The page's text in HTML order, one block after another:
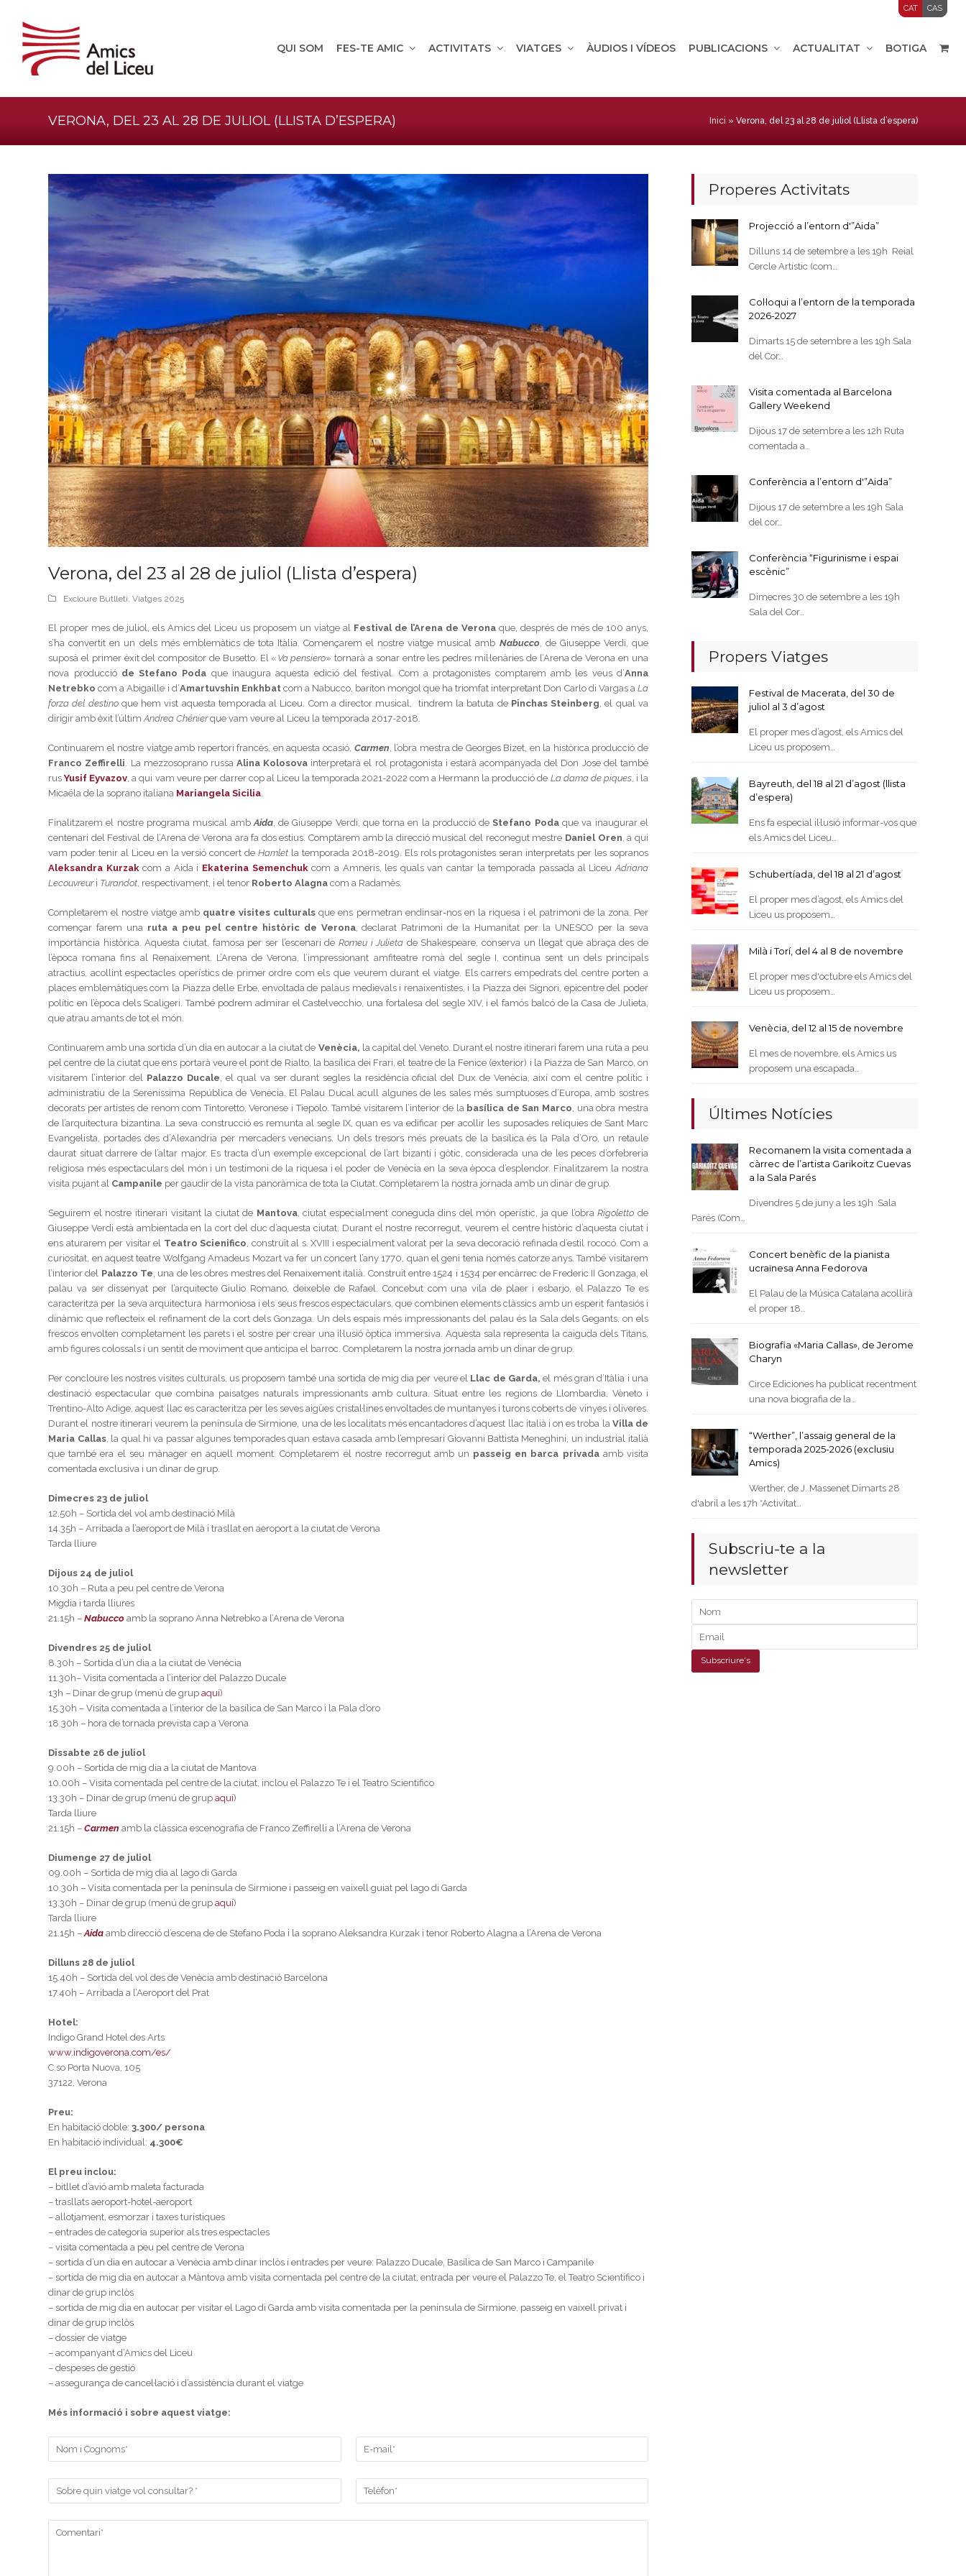
CAT CAS
QUI SOM FES-TE AMIC ACTIVITATS VIATGES ÀUDIOS I VÍDEOS PUBLICACIONS ACTUALITAT BOTIGA
VERONA, DEL 23 AL 28 DE JULIOL (LLISTA D’ESPERA) Inici » Verona, del 23 al 28 de juliol (Llista d’espera)
Verona, del 23 al 28 de juliol (Llista d’espera)
Excloure Butlleti,Viatges 2025
El proper mes de juliol, els Amics del Liceu us proposem un viatge al Festival de l’Arena de Veronaque, després de més de 100 anys,
s’ha convertit en un dels més emblemàtics de tota Itàlia. Començarem el nostre viatge musical amb Nabucco, de Giuseppe Verdi, que
suposà el primer èxit del compositor de Busetto. El « Va pensiero» tornarà a sonar entre les pedres mil·lenàries de l’Arena de Verona en una
nova producció de Stefano Poda que inaugura aquesta edició del festival. Com a protagonistes comptarem amb les veus d’Anna
Netrebko com a Abigaille i d’Amartuvshin Enkhbatcom a Nabucco, baríton mongol que ha triomfat interpretant Don Carlo di Vargas a La
forza del destino que hem vist aquesta temporada al Liceu. Com a director musical, tindrem la batuta de Pinchas Steinberg, el qual va
dirigir amb èxit l’últimAndrea Chénierque vam veure al Liceu la temporada 2017-2018.
Continuarem el nostre viatge amb repertori francès, en aquesta ocasió, Carmen, l’obra mestra de Georges Bizet, en la històrica producció de
Franco Zeffirelli. La mezzosoprano russa Alina Kolosova interpretarà el rol protagonista i estarà acompanyada del Don Jose del també
rusYusif Eyvazov, a qui vam veure per darrer cop al Liceu la temporada 2021-2022 com a Hermann la producció de La dama de piques, i la
Micaëla de la soprano italiana Mariangela Sicilia.
Finalitzarem el nostre programa musical ambAida, de Giuseppe Verdi, que torna en la producció deStefano Podaque va inaugurar el
centenari del Festival de l’Arena de Verona ara fa dos estius. Comptarem amb la direcció musical del reconegut mestre Daniel Oren, a qui
vam poder tenir al Liceu en la versió concert deHamlet la temporada 2018-2019. Els rols protagonistes seran interpretats per les sopranos
Aleksandra Kurzakcom a Aida i Ekaterina Semenchukcom a Amneris, les quals van cantar la temporada passada al LiceuAdriana
Lecouvreuri Turandot, respectivament, i el tenor Roberto Alagna com a Radamès.
Completarem el nostre viatge amb quatre visites culturals que ens permetran endinsar-nos en la riquesa i el patrimoni de la zona. Per
començar farem una ruta a peu pel centre històric de Verona, declarat Patrimoni de la Humanitat per la UNESCO per la seva
importància històrica. Aquesta ciutat, famosa per ser l’escenari de Romeu i Julieta de Shakespeare, conserva un llegat que abraça des de
l’època romana fins al Renaixement. L’Arena de Verona, l’impressionant amfiteatre romà del segle I, continua sent un dels principals
atractius, acollint espectacles operístics de primer ordre com els que veurem durant el viatge. Els carrers empedrats del centre porten a
places emblemàtiques com la Piazza delle Erbe, envoltada de palaus medievals i renaixentistes, i la Piazza dei Signori, epicentre del poder
polític en l’època dels Scaligeri. També podrem admirar el Castelvecchio, una fortalesa del segle XIV, i el famós balcó de la Casa de Julieta,
que atrau amants de tot el món.
Continuarem amb una sortida d’un dia en autocar a la ciutat de Venècia, la capital del Veneto. Durant el nostre itinerari farem una ruta a peu
pel centre de la ciutat que ens portarà veure el pont de Rialto, la basílica dei Frari, el teatre de la Fenice (exterior) i la Piazza de San Marco, on
visitarem l’interior del Palazzo Ducale, el qual va ser durant segles la residència oficial del Dux de Venècia, així com el centre polític i
administratiu de la Sereníssima República de Venècia. El Palau Ducal acull algunes de les sales més sumptuoses d’Europa, amb sostres
decorats per artistes de renom com Tintoretto, Veronese i Tiepolo. També visitarem l’interior de la basílica de San Marco, una obra mestra
de l’arquitectura bizantina. La seva construcció es remunta al segle IX, quan es va edificar per acollir les suposades relíquies de Sant Marc
Evangelista, portades des d’Alexandria per mercaders venecians. Un dels tresors més preuats de la basílica és la Pala d’Oro, un retaule
daurat situat darrere de l’altar major. Es tracta d’un exemple excepcional de l’art bizantí i gòtic, considerada una de les peces d’orfebreria
religiosa més espectaculars del món i un testimoni de la riquesa i el poder de Venècia en la seva època d’esplendor. Finalitzarem la nostra
visita pujant al Campanile per gaudir de la vista panoràmica de tota la Ciutat. Completarem la nostra jornada amb un dinar de grup.
Seguirem el nostre itinerari visitant la ciutat de Mantova, ciutat especialment coneguda dins del món operístic, ja que l’obraRigoletto de
Giuseppe Verdi està ambientada en la cort del duc d’aquesta ciutat. Durant el nostre recorregut, veurem el centre històric d’aquesta ciutat i
ens aturarem per visitar el Teatro Scienifico, construït al s. XVIII i especialment valorat per la seva decoració refinada d’estil rococó. Com a
curiositat, en aquest teatre Wolfgang Amadeus Mozart va fer un concert l’any 1770, quan el geni tenia només catorze anys. També visitarem
l’interior del Palazzo Te, una de les obres mestres del Renaixement italià. Construït entre 1524 i 1534 per encàrrec de Frederic II Gonzaga, el
palau va ser dissenyat per l’arquitecte Giulio Romano, deixeble de Rafael. Concebut com una vila de plaer i esbarjo, el Palazzo Te es
caracteritza per la seva arquitectura harmoniosa i els seus frescos espectaculars, que combinen elements clàssics amb un esperit fantasiós i
dinàmic que reflecteix el refinament de la cort dels Gonzaga. Un dels espais més impressionants del palau és la Sala dels Gegants, on els
frescos envolten completament les parets i el sostre per crear una il·lusió òptica immersiva. Aquesta sala representa la caiguda dels Titans,
amb figures colossals i un sentit de moviment que anticipa el barroc. Completarem la nostra jornada amb un dinar de grup.
Per concloure les nostres visites culturals, us proposem també una sortida de mig dia per veure el Llac de Garda, el més gran d’Itàlia i una
destinació espectacular que combina paisatges naturals impressionants amb cultura. Situat entre les regions de Llombardia, Vèneto i
Trentino-Alto Adige, aquest llac es caracteritza per les seves aigües cristal·lines envoltades de muntanyes i turons coberts de vinyes i oliveres.
Durant el nostre itinerari veurem la península de Sirmione, una de les localitats més encantadores d’aquest llac italià i on es troba la Villa de
Maria Callas, la qual hi va passar algunes temporades quan estava casada amb l’empresari Giovanni Battista Meneghini, un industrial italià
que també era el seu mànager en aquell moment. Completarem el nostre recorregut amb un passeig en barca privadaamb visita
comentada exclusiva i un dinar de grup.
Dimecres 23 de juliol
12.50h – Sortida del vol amb destinació Milà
14.35h – Arribada a l’aeroport de Milà i trasllat en aeroport a la ciutat de Verona
Tarda lliure
Dijous 24 de juliol
10.30h – Ruta a peu pel centre de Verona
Migdia i tarda lliures
21.15h –Nabucco amb la soprano Anna Netrebko a l’Arena de Verona
Divendres 25 de juliol
8.30h – Sortida d’un dia a la ciutat de Venècia
11.30h– Visita comentada a l’interior del Palazzo Ducale
13h – Dinar de grup (menú de grupaquí)
15.30h – Visita comentada a l’interior de la basílica de San Marco i la Pala d’oro
18.30h – hora de tornada prevista cap a Verona
Dissabte 26 de juliol
9.00h – Sortida de mig dia a la ciutat de Mantova
10.00h – Visita comentada pel centre de la ciutat, inclou el Palazzo Te i el Teatro Scientifico
13.30h – Dinar de grup (menú de grupaquí)
Tarda lliure
21.15h –Carmen amb la clàssica escenografia de Franco Zeffirelli a l’Arena de Verona
Diumenge 27 de juliol
09.00h – Sortida de mig dia al lago di Garda
10.30h – Visita comentada per la península de Sirmione i passeig en vaixell guiat pel lago di Garda
13.30h – Dinar de grup (menú de grupaquí)
Tarda lliure
21.15h –Aidaamb direcció d’escena de de Stefano Poda i la soprano Aleksandra Kurzak i tenor Roberto Alagna a l’Arena de Verona
Dilluns 28 de juliol
15.40h – Sortida del vol des de Venècia amb destinació Barcelona
17.40h – Arribada a l’Aeroport del Prat
Hotel:
Indigo Grand Hotel des Arts
www.indigoverona.com/es/
C.so Porta Nuova, 105
37122, Verona
Preu:
En habitació doble:3.300/ persona
En habitació individual: 4.300€
El preu inclou:
– bitllet d’avió amb maleta facturada
– trasllats aeroport-hotel-aeroport
– allotjament, esmorzar i taxes turístiques
– entrades de categoria superior als tres espectacles
– visita comentada a peu pel centre de Verona
– sortida d’un dia en autocar a Venècia amb dinar inclòs i entrades per veure: Palazzo Ducale, Basílica de San Marco i Campanile
– sortida de mig dia en autocar a Màntova amb visita comentada pel centre de la ciutat, entrada per veure el Palazzo Te, el Teatro Scientifico i
dinar de grup inclòs
– sortida de mig dia en autocar per visitar el Lago di Garda amb visita comentada per la península de Sirmione, passeig en vaixell privat i
dinar de grup inclòs
– dossier de viatge
– acompanyant d’Amics del Liceu
– despeses de gestió
– assegurança de cancel·lació i d’assistència durant el viatge
Més informació i sobre aquest viatge:
Properes Activitats
Projecció a l’entorn d'”Aida”
Dilluns 14 de setembre a les 19h Reial
Cercle Artístic (com…
Col·loqui a l’entorn de la temporada
2026-2027
Dimarts 15 de setembre a les 19h Sala
del Cor…
Visita comentada al Barcelona
Gallery Weekend
Dijous 17 de setembre a les 12h Ruta
comentada a…
Conferència a l’entorn d'”Aida”
Dijous 17 de setembre a les 19h Sala
del cor…
Conferència “Figurinisme i espai
escènic”
Dimecres 30 de setembre a les 19h
Sala del Cor…
Propers Viatges
Festival de Macerata, del 30 de
juliol al 3 d’agost
El proper mes d’agost, els Amics del
Liceu us proposem…
Bayreuth, del 18 al 21 d’agost (llista
d’espera)
Ens fa especial il·lusió informar-vos que
els Amics del Liceu…
Schubertíada, del 18 al 21 d’agost
El proper mes d’agost, els Amics del
Liceu us proposem…
Milà i Torí, del 4 al 8 de novembre
El proper mes d'octubre els Amics del
Liceu us proposem…
Venècia, del 12 al 15 de novembre
El mes de novembre, els Amics us
proposem una escapada…
Últimes Notícies
Recomanem la visita comentada a
càrrec de l’artista Garikoitz Cuevas
a la Sala Parés
Divendres 5 de juny a les 19h Sala
Parés (Com…
Concert benèfic de la pianista
ucraïnesa Anna Fedorova
El Palau de la Música Catalana acollirà
el proper 18…
Biografia «Maria Callas», de Jerome
Charyn
Circe Ediciones ha publicat recentment
una nova biografia de la…
“Werther”, l’assaig general de la
temporada 2025-2026 (exclusiu
Amics)
Werther, de J. Massenet Dimarts 28
d'abril a les 17h *Activitat…
Subscriu-te a la
newsletter